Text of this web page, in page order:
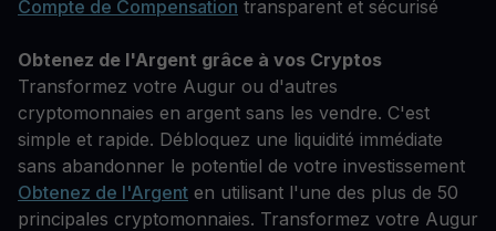
Compte de Compensation transparent et sécurisé
Obtenez de l'Argent grâce à vos Cryptos
Transformez votre Augur ou d'autres
cryptomonnaies en argent sans les vendre. C'est
simple et rapide. Débloquez une liquidité immédiate
sans abandonner le potentiel de votre investissement
Obtenez de l'Argent en utilisant l'une des plus de 50
principales cryptomonnaies. Transformez votre Augur